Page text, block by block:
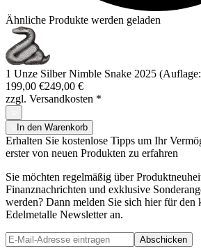
Ähnliche Produkte werden geladen
1 Unze Silber Nimble Snake 2025
199,00 €249,00 €
zzgl. Versandkosten *
In den Warenkorb
Erhalten Sie kostenlose Tipps um Ihr
erster von neuen Produkten zu erfahren
Sie möchten regelmäßig über
Finanznachrichten und exklusive
werden? Dann melden Sie sich hier für den
Edelmetalle Newsletter an.
Abschicken